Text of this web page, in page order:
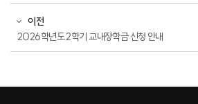
이전
2026학년도 2학기 교내장학금 신청 안내